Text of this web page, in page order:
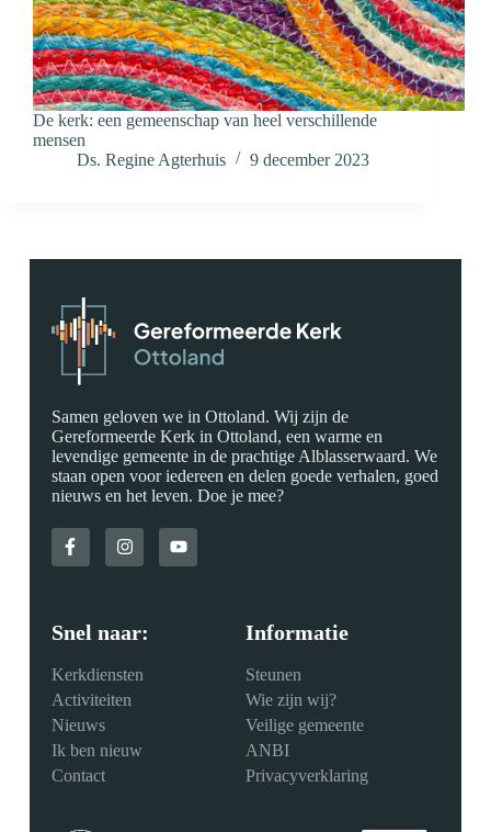
De kerk: een gemeenschap van heel verschillende
mensen
Ds. Regine Agterhuis
9 december 2023
Samen geloven we in Ottoland. Wij zijn de
Gereformeerde Kerk in Ottoland, een warme en
levendige gemeente in de prachtige Alblasserwaard. We
staan open voor iedereen en delen goede verhalen, goed
nieuws en het leven. Doe je mee?
Snel naar:
Kerkdiensten
Activiteiten
Nieuws
Ik ben nieuw
Contact
Informatie
Steunen
Wie zijn wij?
Veilige gemeente
ANBI
Privacyverklaring